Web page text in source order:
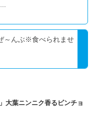
～んぶ※食べられませ
大葉ニンニク香るビンチョ